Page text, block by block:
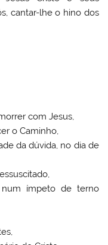
cantar-lhe o hino dos
com Jesus,
o Caminho,
da dúvida, no dia de
ímpeto de terno